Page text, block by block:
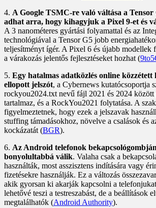
4. A Google TSMC-re való váltása a
adhat arra, hogy kihagyjuk a Pixel 9-et és
A 3 nanométeres gyártási folyamattal és az
technológiával a Tensor G5 jobb
teljesítményt ígér. A Pixel 6 és újabb modellek
a várakozás jelentős fejlesztéseket hozhat (
5. Egy hatalmas adatközlés online
ellopott jelszót, a Cybernews kutatócsoportja
rockyou2024.txt nevű fájl 2021 és 2024
tartalmaz, és a RockYou2021 folytatása. A
figyelmeztetnek, hogy ezek a jelszavak
stuffing támadásokhoz, növelve a csalások és
kockázatát (BGR).
6. Az Android telefonok
bonyolultabbá válik. Valaha csak a
használták, most asszisztens indítására vagy
fizetésekre használják. Ez a változás
akik gyorsan ki akarják kapcsolni a
lehetővé teszi a testreszabást, de a beállítások
megtalálhatók (Android Authority).